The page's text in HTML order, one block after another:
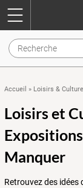
Accueil » Loisirs & Culture
Loisirs et
Manquer
Retrouvez des idées